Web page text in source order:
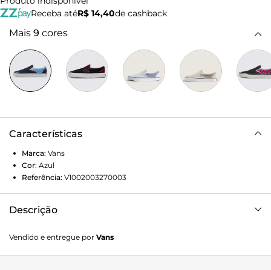
Receba atéR$ 14,40de cashback
Mais 9 cores
Características
Marca: Vans
Cor: Azul
Referência: V1002003270003
Descrição
Vans #98 é apresentado e com a ajuda de skatistas e
atletas de BMX, virou uma febre no sul da Califórnia. Anos
Vendido e entregue por Vans